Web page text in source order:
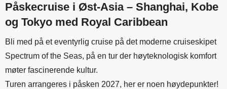
Påskecruise i Øst-Asia – Shanghai, Kobe
og Tokyo med Royal Caribbean
Bli med på et eventyrlig cruise på det moderne cruiseskipet
Spectrum of the Seas, på en tur der høyteknologisk komfort
møter fascinerende kultur.
Turen arrangeres i påsken 2027, her er noen høydepunkter!